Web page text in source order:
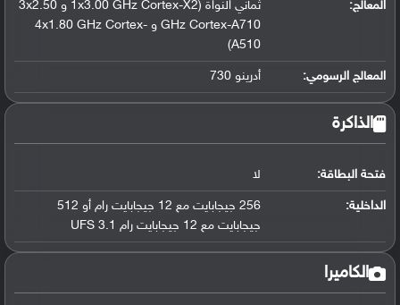
المعالج:
ثماني النواة (1x3.00 GHz Cortex-X2 و 3x2.50
GHz Cortex-A710 و 4x1.80 GHz Cortex-
A510)
المعالج الرسومي: أدرينو 730
الذاكرة
فتحة البطاقة: لا
الداخلية:
256 جيجابايت مع 12 جيجابايت رام أو 512
جيجابايت مع 12 جيجابايت رام UFS 3.1
الكاميرا